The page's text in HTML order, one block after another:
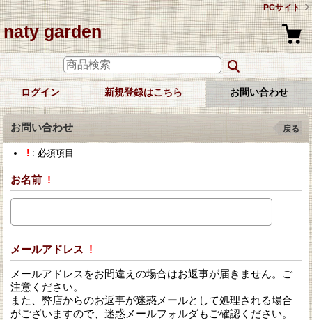
PCサイト
naty garden
ログイン 新規登録はこちら お問い合わせ
お問い合わせ 戻る
! : 必須項目
お名前 !
メールアドレス !
メールアドレスをお間違えの場合はお返事が届きません。ご
注意ください。
また、弊店からのお返事が迷惑メールとして処理される場合
がございますので、迷惑メールフォルダもご確認ください。